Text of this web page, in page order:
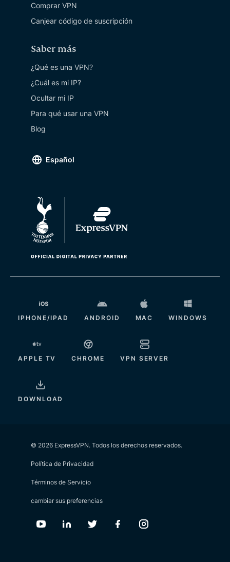
Comprar VPN
Canjear código de suscripción
Saber más
¿Qué es una VPN?
¿Cuál es mi IP?
Ocultar mi IP
Para qué usar una VPN
Blog
Español
IPHONE/IPAD ANDROID MAC WINDOWS
APPLE TV CHROME VPN SERVER
DOWNLOAD
© 2026 ExpressVPN. Todos los derechos reservados.
Política de Privacidad
Términos de Servicio
cambiar sus preferencias
Youtube Linkedin Twitter FacebookInstagram